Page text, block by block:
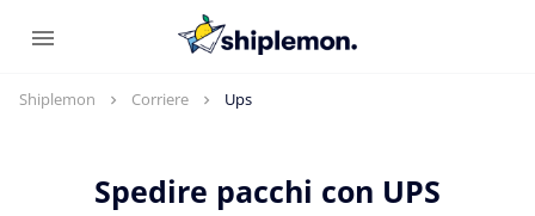
Shiplemon Corriere Ups
Spedire pacchi con UPS